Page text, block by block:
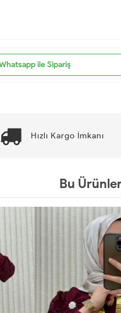
ile Sipariş
Hızlı Kargo İmkanı
Bu
BEDAVA